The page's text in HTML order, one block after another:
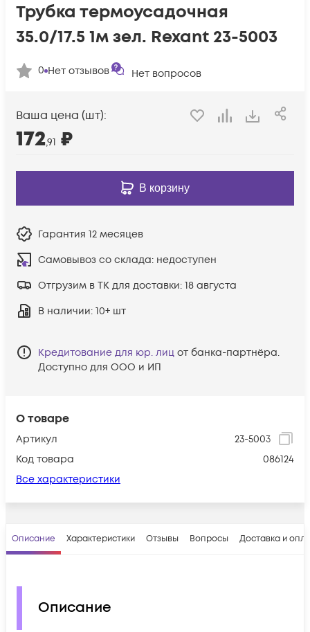
О товаре
Артикул
23-5003
Код товара
086124
Все характеристики
Трубка термоусадочная
35.0/17.5 1м зел. Rexant 23-5003
0 Нет отзывов Нет вопросов
Ваша цена (шт):
172,91 ₽
В корзину
Гарантия 12 месяцев
Самовывоз со склада: недоступен
Отгрузим в ТК для доставки: 18 августа
В наличии: 10+ шт
Кредитование для юр. лиц от банка-партнёра.
Доступно для ООО и ИП
Описание Характеристики Отзывы Вопросы Доставка и
Описание